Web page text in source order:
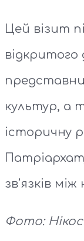
Цей візит
відкритого
культур, а
історичну
зв’язків
Фото: